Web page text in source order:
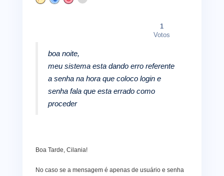
1
Votos
boa noite,
meu sistema esta dando erro referente
a senha na hora que coloco login e
senha fala que esta errado como
proceder
Boa Tarde, Cilania!
No caso se a mensagem é apenas de usuário e senha